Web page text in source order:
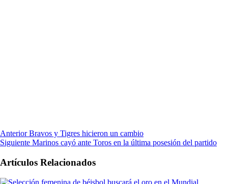
Anterior Bravos y Tigres hicieron un cambio
Siguiente Marinos cayó ante Toros en la última posesión del partido
Artículos Relacionados